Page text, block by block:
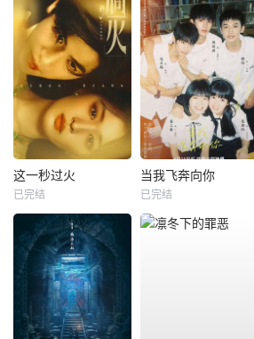
这一秒过火
已完结
当我飞奔向你
已完结